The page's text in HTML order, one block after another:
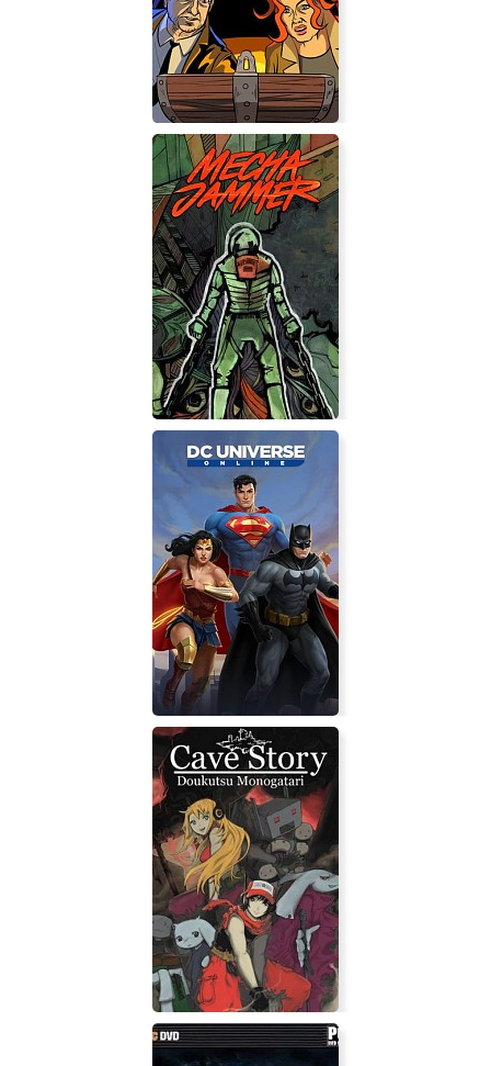
LEGO Worlds
Unboxing the Cryptic Killer
Mechajammer
DC Universe Online